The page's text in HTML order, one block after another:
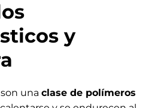
y
una clase de polímeros